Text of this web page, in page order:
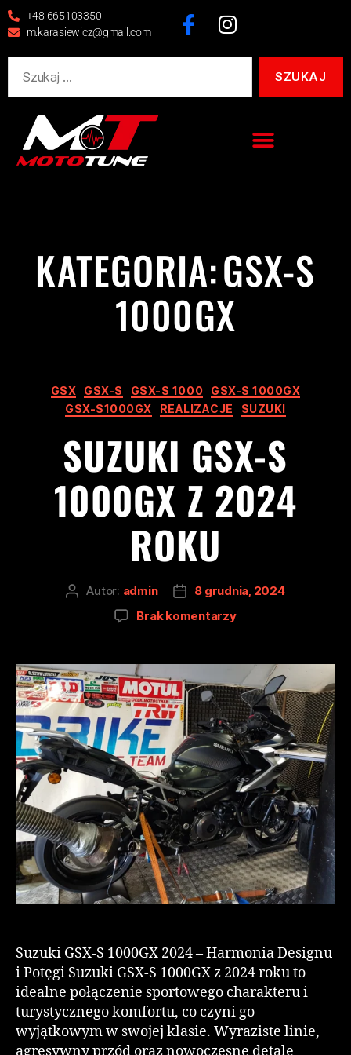
+48 665103350
m.karasiewicz@gmail.com
KATEGORIA:GSX-S
1000GX
GSX GSX-S GSX-S 1000
GSX-S 1000GX
GSX-S1000GX
REALIZACJE SUZUKI
SUZUKI GSX-S
1000GX Z 2024
ROKU
Autor: admin
8 grudnia, 2024
Brak komentarzy
Suzuki GSX-S 1000GX 2024 – Harmonia Designu
i Potęgi Suzuki GSX-S 1000GX z 2024 roku to
idealne połączenie sportowego charakteru i
turystycznego komfortu, co czyni go
wyjątkowym w swojej klasie. Wyraziste linie,
agresywny przód oraz nowoczesne detale